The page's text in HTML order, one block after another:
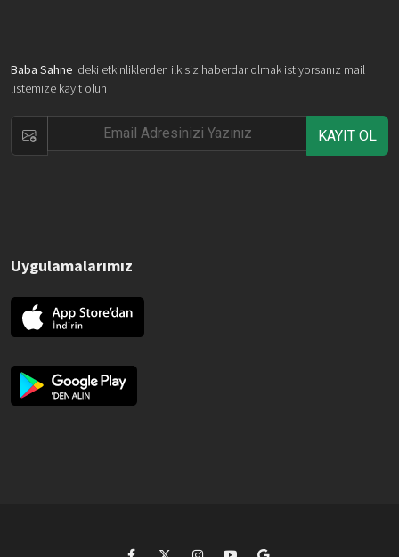
Baba Sahne 'deki etkinliklerden ilk siz haberdar olmak istiyorsanız mail
listemize kayıt olun
KAYIT OL
Uygulamalarımız